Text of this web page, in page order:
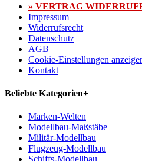
» VERTRAG
Impressum
Widerrufsrecht
Datenschutz
AGB
Cookie-Einstellungen
Kontakt
Beliebte Kategorien+
Marken-Welten
Modellbau-Maßstäbe
Militär-Modellbau
Flugzeug-Modellbau